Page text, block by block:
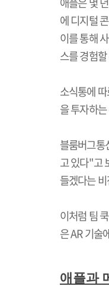
에 디지털
이를 통해
스를 경험
소식통에
을 투자하
블룸버그통
고 있다"고
들겠다는
이처럼 팀
은AR기술
애플과